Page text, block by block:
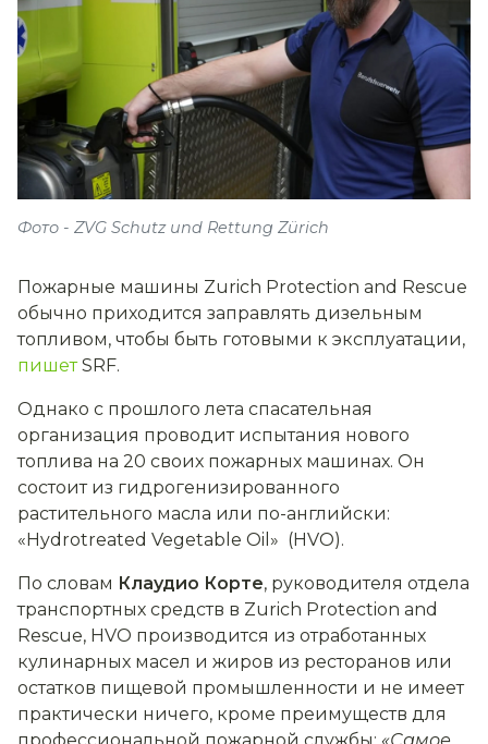
Фото - ZVG Schutz und Rettung Zürich
Пожарные машины Zurich Protection and Rescue
обычно приходится заправлять дизельным
топливом, чтобы быть готовыми к эксплуатации,
пишетSRF.
Однако с прошлого лета спасательная
организация проводит испытания нового
топлива на 20 своих пожарных машинах. Он
состоит из гидрогенизированного
растительного масла или по-английски:
«Hydrotreated Vegetable Oil» (HVO).
По словам Клаудио Корте, руководителя отдела
транспортных средств в Zurich Protection and
Rescue, HVO производится из отработанных
кулинарных масел и жиров из ресторанов или
остатков пищевой промышленности и не имеет
практически ничего, кроме преимуществ для